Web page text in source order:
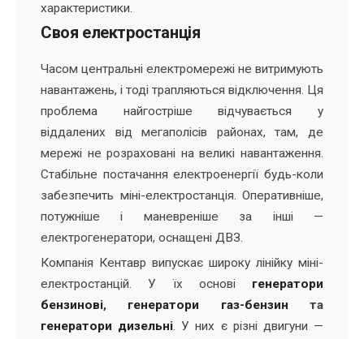
характеристики.
Своя електростанція
Часом центральні електромережі не витримують
навантажень, і тоді трапляються відключення. Ця
проблема найгостріше відчувається у
віддалених від мегаполісів районах, там, де
мережі не розраховані на великі навантаження.
Стабільне постачання електроенергії будь-коли
забезпечить міні-електростанція. Оперативніше,
потужніше і маневреніше за інші —
електрогенератори, оснащені ДВЗ.
Компанія Кентавр випускає широку лінійку міні-
електростанцій. У їх основі генератори
бензинові, генератори газ-бензин та
генератори дизельні. У них є різні двигуни —